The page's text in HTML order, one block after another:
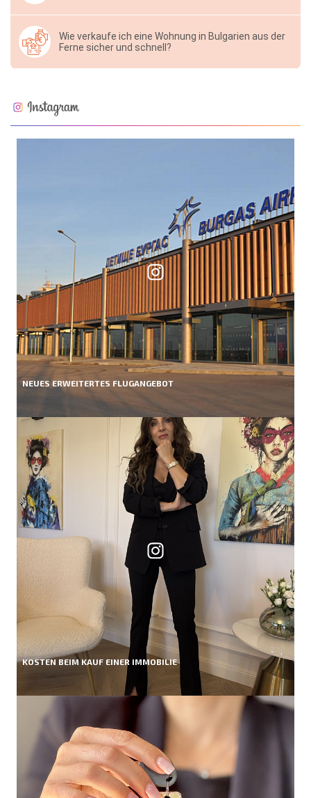
Wie verkaufe ich eine Wohnung in Bulgarien aus der
Ferne sicher und schnell?
NEUES ERWEITERTES FLUGANGEBOT
KOSTEN BEIM KAUF EINER IMMOBILIE